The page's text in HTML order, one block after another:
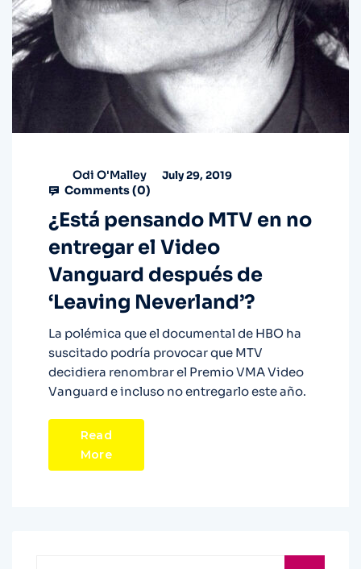
Odi O'Malley July 29, 2019
Comments (0)
¿Está pensando MTV en no
entregar el Video
Vanguard después de
‘Leaving Neverland’?
La polémica que el documental de HBO ha
suscitado podría provocar que MTV
decidiera renombrar el Premio VMA Video
Vanguard e incluso no entregarlo este año.
Read
More